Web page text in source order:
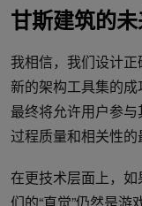
甘斯建筑的未
我相信，我们设计
新的架构工具集的成
最终将允许用户参
过程质量和相关性的
在更技术层面上，